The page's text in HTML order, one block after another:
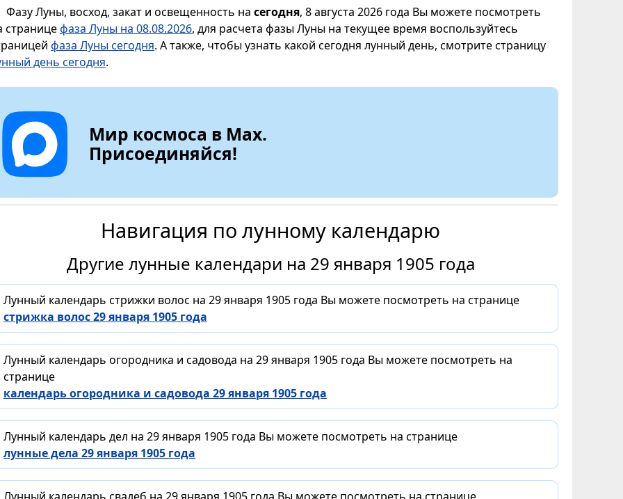
Фазу Луны, восход, закат и освещенность на сегодня, 8 августа 2026 года Вы можете посмотреть
страницефаза Луны на 08.08.2026, для расчета фазы Луны на текущее время воспользуйтесь
фаза Луны сегодня. А также, чтобы узнать какой сегодня лунный день, смотрите страницу
день сегодня.
Мир космоса в Max.
Присоединяйся!
Навигация по лунному календарю
Другие лунные календари на 29 января 1905 года
Лунный календарь стрижки волос на 29 января 1905 года Вы можете посмотреть на странице
стрижка волос 29 января 1905 года
Лунный календарь огородника и садовода на 29 января 1905 года Вы можете посмотреть на
странице
календарь огородника и садовода 29 января 1905 года
Лунный календарь дел на 29 января 1905 года Вы можете посмотреть на странице
лунные дела 29 января 1905 года